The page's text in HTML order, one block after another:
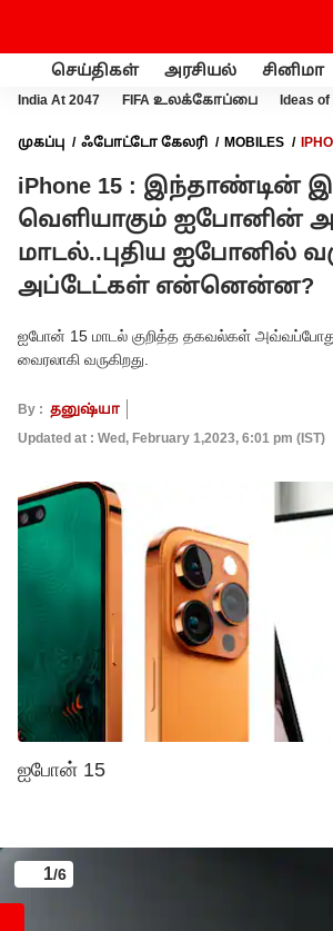
செய்திகள் அரசியல் சினிமா
India At 2047 FIFA உலக்கோப்பை Ideas
முகப்பு ஃபோட்டோ கேலரி MOBILES
ஐபோனில் வரும் அப்டேட்கள் என்னென்ன?
iPhone 15 : இந்தாண்டின்
வெளியாகும் ஐபோனின்
மாடல்..புதிய ஐபோனில்
அப்டேட்கள் என்னென்ன?
ஐபோன் 15 மாடல் குறித்த தகவல்கள்
வைரலாகி வருகிறது.
By : தனுஷ்யா
Updated at : Wed, February 1,2023, 6:01 pm (IST)
ஐபோன் 15
1/6